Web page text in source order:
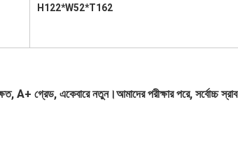
H122*W52*T162
একেবারে নতুন।আমাদের পরীক্ষার পরে, সর্বোচ্চ স্রাব